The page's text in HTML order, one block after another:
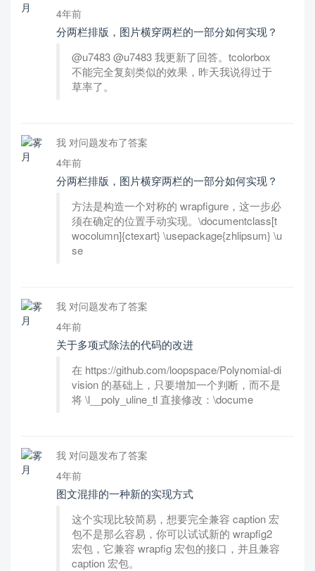
4年前
分两栏排版，图片横穿两栏的一部分如何实现？
@u7483 @u7483 我更新了回答。tcolorbox
不能完全复刻类似的效果，昨天我说得过于
草率了。
我 对问题发布了答案
4年前
分两栏排版，图片横穿两栏的一部分如何实现？
方法是构造一个对称的 wrapfigure，这一步必
须在确定的位置手动实现。\documentclass[t
wocolumn]{ctexart} \usepackage{zhlipsum} \u
se
我 对问题发布了答案
4年前
关于多项式除法的代码的改进
在 https://github.com/loopspace/Polynomial-di
vision 的基础上，只要增加一个判断，而不是
将 \l__poly_uline_tl 直接修改：\docume
我 对问题发布了答案
4年前
图文混排的一种新的实现方式
这个实现比较简易，想要完全兼容 caption 宏
包不是那么容易，你可以试试新的 wrapfig2
宏包，它兼容 wrapfig 宏包的接口，并且兼容
caption 宏包。